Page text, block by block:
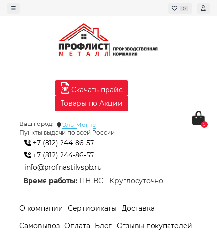
0
Скачать прайс
Товары по Акции
Ваш город:
Эль-Монте
Пункты выдачи по всей России
+7 (812) 244-86-57
+7 (812) 244-86-57
info@profnastilvspb.ru
Время работы: ПН-ВС - Круглосуточно
0
О компании Сертификаты
Доставка
Самовывоз Оплата Блог Отзывы покупателей